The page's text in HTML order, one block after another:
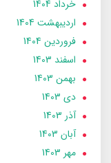
خرداد 1404
ارديبهشت 1404
فروردین 1404
اسفند 1403
بهمن 1403
دی 1403
آذر 1403
آبان 1403
مهر 1403